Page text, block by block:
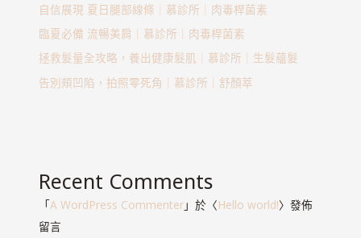
自信展現 夏日腿部線條｜慕診所｜肉毒桿菌素
臨夏必備 流暢美肩｜慕診所｜肉毒桿菌素
拯救髮量全攻略，養出健康髮肌｜慕診所｜生髮蘊髮
告別頰凹陷，拍照零死角｜慕診所｜舒顏萃
Recent Comments
「A WordPress Commenter」於〈Hello world!〉發佈
留言